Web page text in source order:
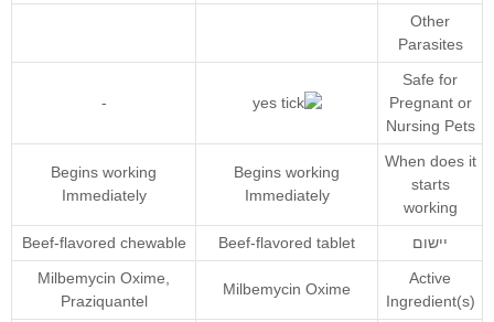
Other
Parasites
Safe for
Pregnant or
Nursing Pets
-
When does it
starts
working
Begins working
Immediately
Begins working
Immediately
יישום Beef-flavored tablet
Beef-flavored chewable
Active
Ingredient(s)
Milbemycin Oxime
Milbemycin Oxime
Praziquantel